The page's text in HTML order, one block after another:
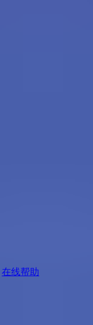
在线帮助